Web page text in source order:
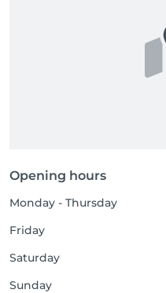
Opening hours
Monday - Thursday
Friday
Saturday
Sunday